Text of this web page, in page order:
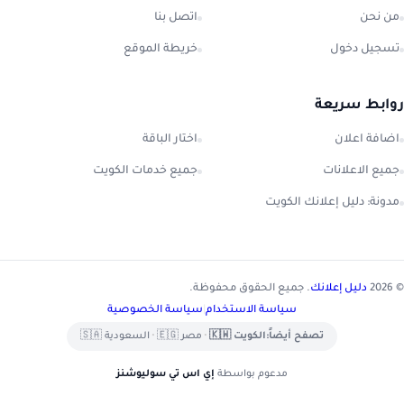
من نحن اتصل بنا
تسجيل دخول خريطة الموقع
روابط سريعة
اضافة اعلان اختار الباقة
جميع الاعلانات جميع خدمات الكويت
مدونة: دليل إعلانك الكويت
© 2026 دليل إعلانك. جميع الحقوق محفوظة.
سياسة الاستخدام سياسة الخصوصية
تصفح أيضاً:الكويت 🇰🇼 • مصر 🇪🇬 • السعودية 🇸🇦
مدعوم بواسطة إي اس تي سوليوشنز